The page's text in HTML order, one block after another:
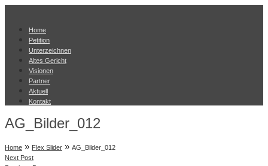
Home
Petition
Unterzeichnen
Altes Gericht
Visionen
Partner
Aktuell
Kontakt
AG_Bilder_012
Home » Flex Slider » AG_Bilder_012
Next Post